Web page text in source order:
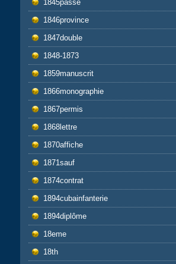
1845passe
1846province
1847double
1848-1873
1859manuscrit
1866monographie
1867permis
1868lettre
1870affiche
1871sauf
1874contrat
1894cubainfanterie
1894diplôme
18eme
18th